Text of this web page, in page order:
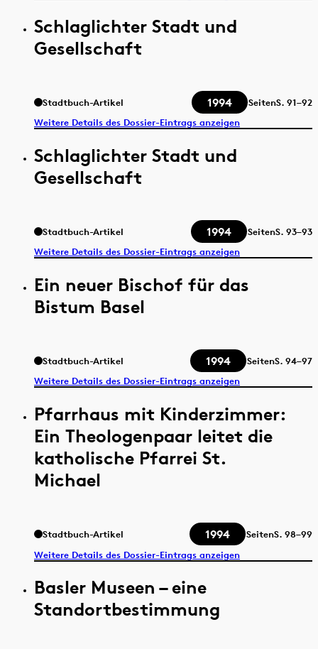
Schlaglichter Stadt und
Gesellschaft
Stadtbuch-Artikel 1994 SeitenS. 91–92
Weitere Details des Dossier-Eintrags anzeigen
Schlaglichter Stadt und
Gesellschaft
Stadtbuch-Artikel 1994 SeitenS. 93–93
Weitere Details des Dossier-Eintrags anzeigen
Ein neuer Bischof für das
Bistum Basel
Stadtbuch-Artikel 1994 SeitenS. 94–97
Weitere Details des Dossier-Eintrags anzeigen
Pfarrhaus mit Kinderzimmer:
Ein Theologenpaar leitet die
katholische Pfarrei St.
Michael
Stadtbuch-Artikel 1994 SeitenS. 98–99
Weitere Details des Dossier-Eintrags anzeigen
Basler Museen – eine
Standortbestimmung